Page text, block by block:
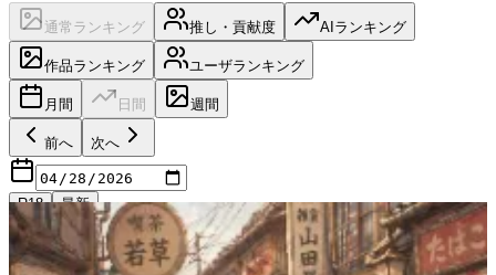
通常ランキング 推し・貢献度 AIランキング
作品ランキング ユーザランキング
月間 日間 週間
前へ 次へ
R18 最新
日付候補